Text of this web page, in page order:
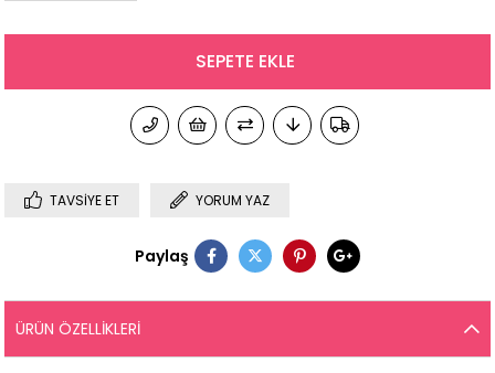
TAVSIYE ET YORUM YAZ
Paylaş
ÜRÜN ÖZELLIKLERI